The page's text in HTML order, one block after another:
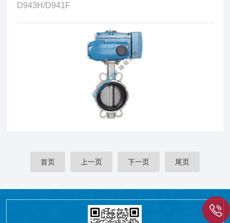
D943H/D941F
首页 上一页 下一页 尾页